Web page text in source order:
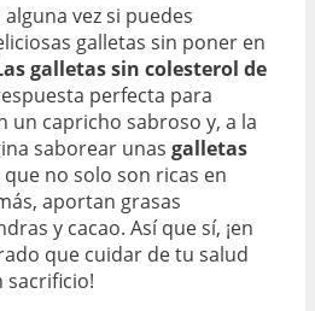
vez si puedes
galletas sin poner en
galletas sin colesterol de
perfecta para
un capricho sabroso y, a la
saborear unas galletas
que no solo son ricas en
aportan grasas
y cacao. Así que sí, ¡en
que cuidar de tu salud
sacrificio!